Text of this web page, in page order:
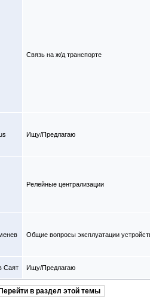
Связь на ж/д транспорте
Ищу/Предлагаю
Релейные централизации
Общие вопросы эксплуатации
Саят Ищу/Предлагаю
Перейти в раздел этой темы